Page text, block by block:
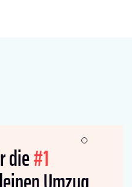
die#1